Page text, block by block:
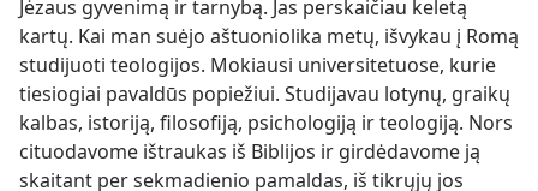
Jėzaus gyvenimą ir tarnybą. Jas perskaičiau keletą
kartų. Kai man suėjo aštuoniolika metų, išvykau į Romą
studijuoti teologijos. Mokiausi universitetuose, kurie
tiesiogiai pavaldūs popiežiui. Studijavau lotynų, graikų
kalbas, istoriją, filosofiją, psichologiją ir teologiją. Nors
cituodavome ištraukas iš Biblijos ir girdėdavome ją
skaitant per sekmadienio pamaldas, iš tikrųjų jos